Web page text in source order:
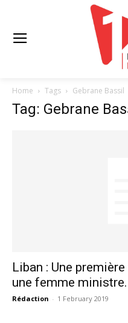
Home Tags Gebrane Bassil
Tag: Gebrane
Liban : Une
une femme
Rédaction - 1 February 2019